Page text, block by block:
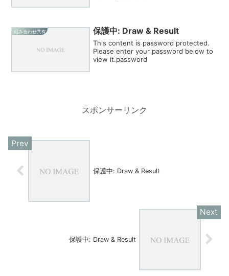
組み合わせ共有 保護中: Draw & Result
This content is password protected.
Please enter your password below to
view it.password
スポンサーリンク
保護中: Draw & Result
保護中: Draw & Result